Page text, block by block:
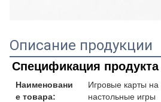
Описание продукции
Спецификация продукта
Наименовани
е товара:
Игровые карты на
настольные игры